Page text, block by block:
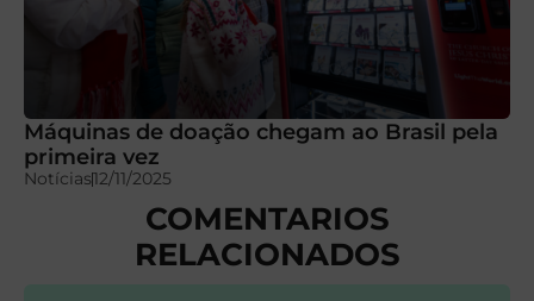
Máquinas de doação chegam ao Brasil pela
primeira vez
Notícias12/11/2025
COMENTARIOS
RELACIONADOS